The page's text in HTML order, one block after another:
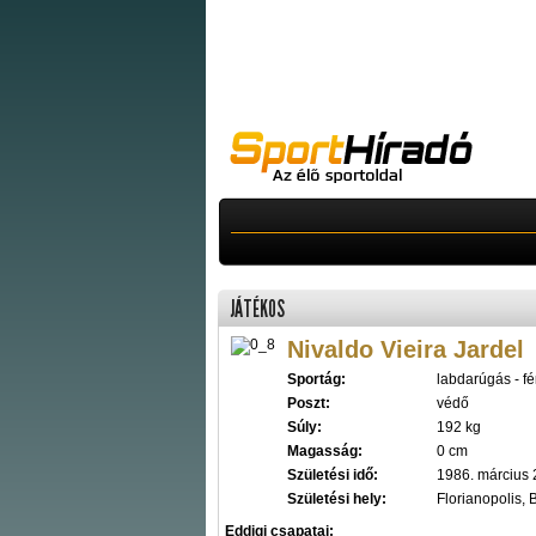
JÁTÉKOS
Nivaldo Vieira Jardel
Sportág:
labdarúgás -
Poszt:
védő
Súly:
192 kg
Magasság:
0 cm
Születési idő:
1986. március
Születési hely:
Florianopolis,
Eddigi csapatai: